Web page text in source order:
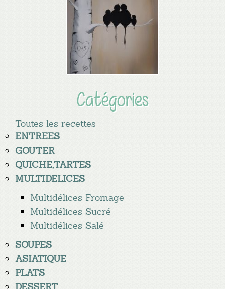
Catégories
Toutes les recettes
ENTREES
GOUTER
QUICHE,TARTES
MULTIDELICES
Multidélices Fromage
Multidélices Sucré
Multidélices Salé
SOUPES
ASIATIQUE
PLATS